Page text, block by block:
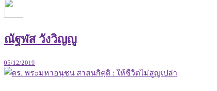
ณัฐฬส วังวิญญู
05/12/2019